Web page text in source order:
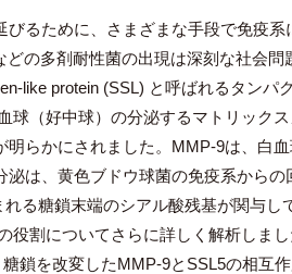
るために、さまざまな手段で免疫
どの多剤耐性菌の出現は深刻な社会
like protein (SSL) と呼ばれるタン
球（好中球）の分泌するマトリック
らかにされました。MMP-9は、白
泌は、黄色ブドウ球菌の免疫系から
る糖鎖末端のシアル酸残基が関与
役割についてさらに詳しく解析しま
鎖を改変したMMP-9とSSL5の相互